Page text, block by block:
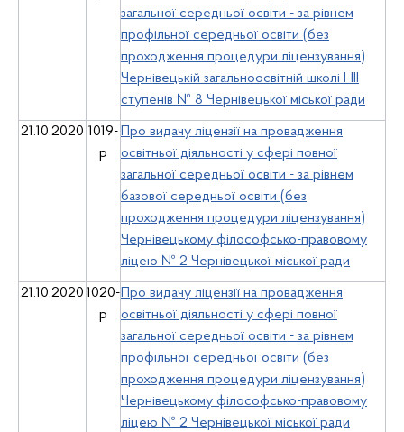
загальної середньої освіти - за рівнем
профільної середньої освіти (без
проходження процедури ліцензування)
Чернівецькій загальноосвітній школі І-ІІІ
ступенів № 8 Чернівецької міської ради
21.10.2020 1019-
р
Про видачу ліцензії на провадження
освітньої діяльності у сфері повної
загальної середньої освіти - за рівнем
базової середньої освіти (без
проходження процедури ліцензування)
Чернівецькому філософсько-правовому
ліцею № 2 Чернівецької міської ради
21.10.2020 1020-
р
Про видачу ліцензії на провадження
освітньої діяльності у сфері повної
загальної середньої освіти - за рівнем
профільної середньої освіти (без
проходження процедури ліцензування)
Чернівецькому філософсько-правовому
ліцею № 2 Чернівецької міської ради